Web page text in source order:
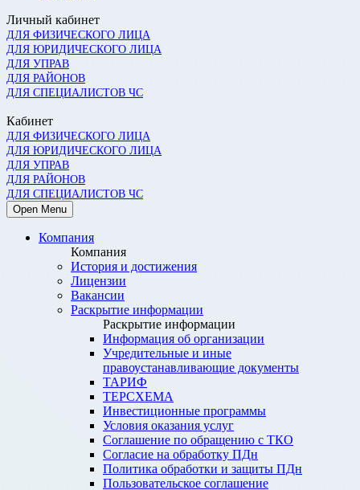
Личный кабинет
ДЛЯ ФИЗИЧЕСКОГО ЛИЦА
ДЛЯ ЮРИДИЧЕСКОГО ЛИЦА
ДЛЯ УПРАВ
ДЛЯ РАЙОНОВ
ДЛЯ СПЕЦИАЛИСТОВ ЧС
Кабинет
ДЛЯ ФИЗИЧЕСКОГО ЛИЦА
ДЛЯ ЮРИДИЧЕСКОГО ЛИЦА
ДЛЯ УПРАВ
ДЛЯ РАЙОНОВ
ДЛЯ СПЕЦИАЛИСТОВ ЧС
Open Menu
Компания
Компания
История и достижения
Лицензии
Вакансии
Раскрытие информации
Раскрытие информации
Информация об организации
Учредительные и иные
правоустанавливающие документы
ТАРИФ
ТЕРСХЕМА
Инвестиционные программы
Условия оказания услуг
Соглашение по обращению с ТКО
Согласие на обработку ПДн
Политика обработки и защиты ПДн
Пользовательское соглашение